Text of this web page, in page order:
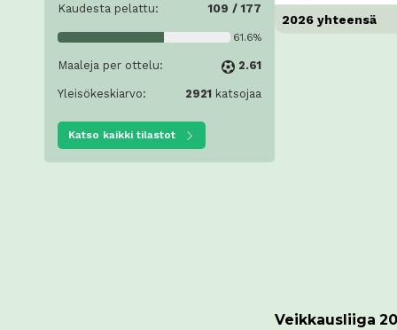
Kaudesta pelattu: 109 / 177
61.6%
Maaleja per ottelu: 2.61
Yleisökeskiarvo: 2921 katsojaa
Katso kaikki tilastot
2026 yhteensä
Veikkausliiga